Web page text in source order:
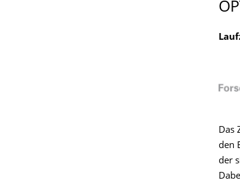
Das
den
der